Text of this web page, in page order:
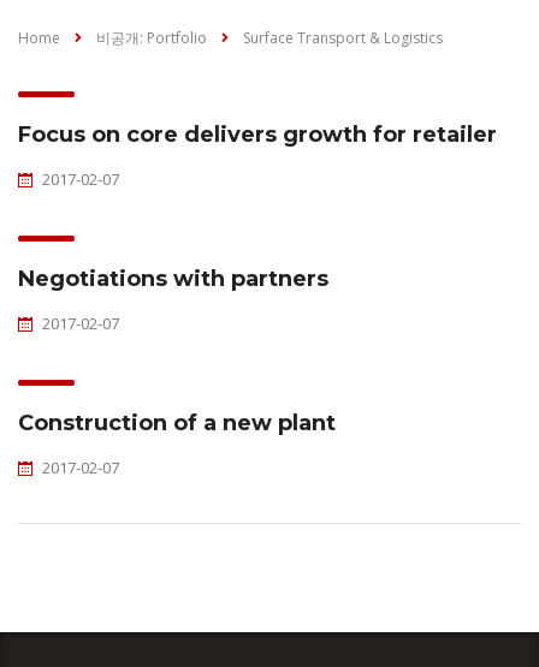
Home 비공개: Portfolio Surface Transport & Logistics
Focus on core delivers growth for retailer
2017-02-07
Negotiations with partners
2017-02-07
Construction of a new plant
2017-02-07